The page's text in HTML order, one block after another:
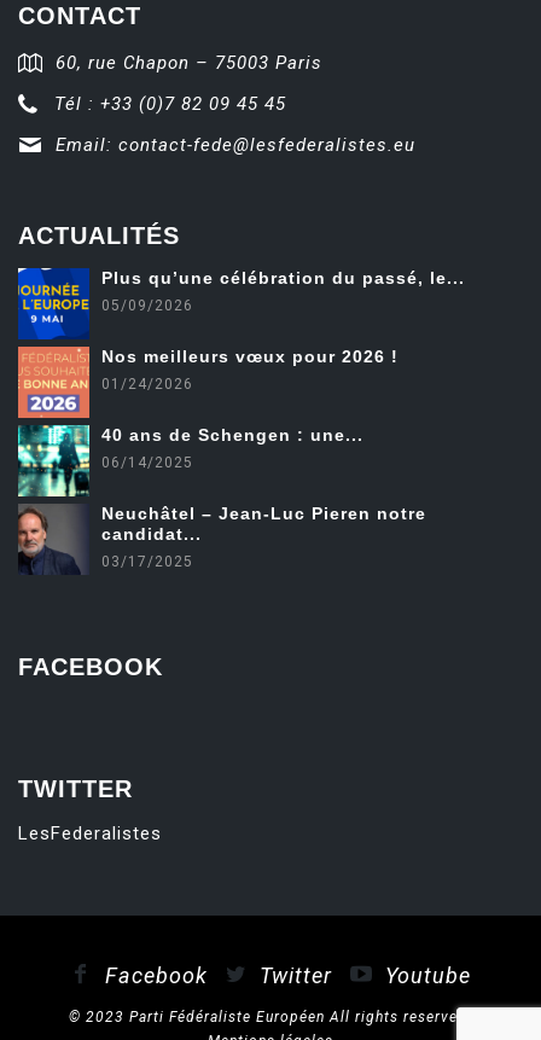
CONTACT
60, rue Chapon – 75003 Paris
Tél : +33 (0)7 82 09 45 45
Email: contact-fede@lesfederalistes.eu
ACTUALITÉS
Plus qu’une célébration du passé, le...
05/09/2026
Nos meilleurs vœux pour 2026 !
01/24/2026
40 ans de Schengen : une...
06/14/2025
Neuchâtel – Jean-Luc Pieren notre
candidat...
03/17/2025
FACEBOOK
TWITTER
LesFederalistes
Facebook Twitter Youtube
© 2023 Parti Fédéraliste Européen All rights reserved.